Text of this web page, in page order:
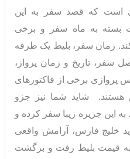
است که قصد سفر به این
بسته به ماه‌ سفر و برخی
زمان سفر، بلیط یک طرفه
سفر، تاریخ و زمان پرواز،
پروازی برخی از فاکتورهای
هستند. شاید شما نیز جزو
به این جزیره زیبا سفر کرده و
خلیج فارس، آرامش واقعی
به قیمت بلیط رفت و برگشت